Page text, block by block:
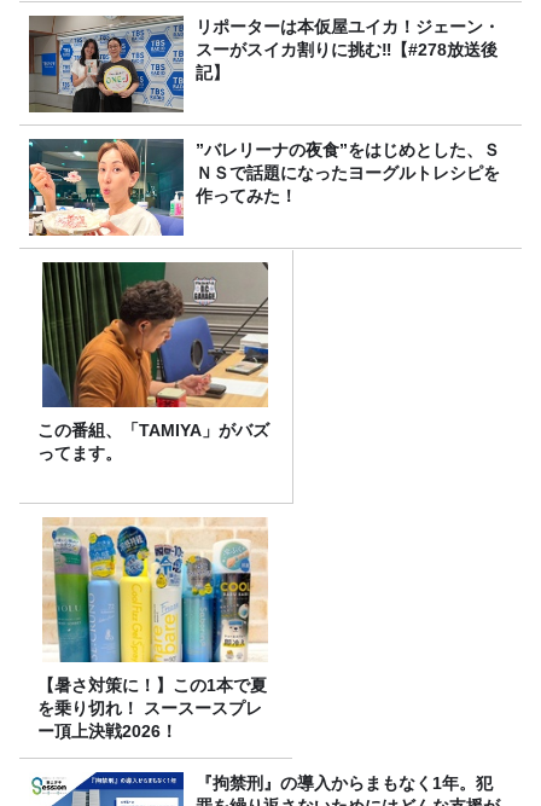
リポーターは本仮屋ユイカ！ジェーン・
スーがスイカ割りに挑む‼【#278放送後
記】
”バレリーナの夜食”をはじめとした、Ｓ
ＮＳで話題になったヨーグルトレシピを
作ってみた！
この番組、「TAMIYA」がバズ
ってます。
【暑さ対策に！】この1本で夏
を乗り切れ！ スースースプレ
ー頂上決戦2026！
『拘禁刑』の導入からまもなく1年。犯